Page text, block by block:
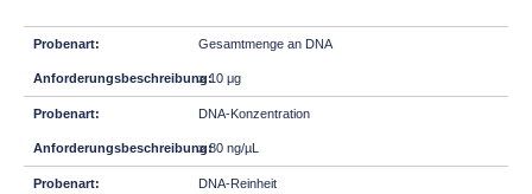
Gesamtmenge an DNA
≥ 10 μg
DNA-Konzentration
≥ 80 ng/µL
DNA-Reinheit